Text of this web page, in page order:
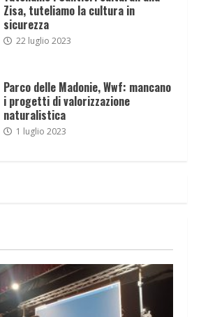
Zisa, tuteliamo la cultura in
sicurezza
22 luglio 2023
Parco delle Madonie, Wwf: mancano
i progetti di valorizzazione
naturalistica
1 luglio 2023